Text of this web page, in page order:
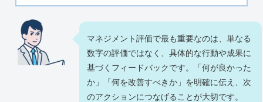
マネジメント評価で最も重要なのは、単なる
数字の評価ではなく、具体的な行動や成果に
基づくフィードバックです。「何が良かった
か」「何を改善すべきか」を明確に伝え、次
のアクションにつなげることが大切です。